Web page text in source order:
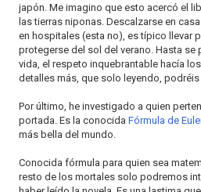
japón. Me imagino que esto acercó el
las tierras niponas. Descalzarse en
en hospitales (esta no), es típico llevar
protegerse del sol del verano. Hasta
vida, el respeto inquebrantable hacía
detalles más, que solo leyendo, podréis
Por último, he investigado a quien
portada. Es la conocida Fórmula de
más bella del mundo.
Conocida fórmula para quien sea
resto de los mortales solo podremos